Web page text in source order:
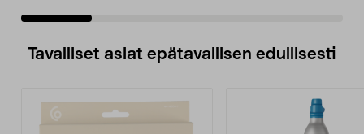
Tavalliset asiat epätavallisen edullisesti